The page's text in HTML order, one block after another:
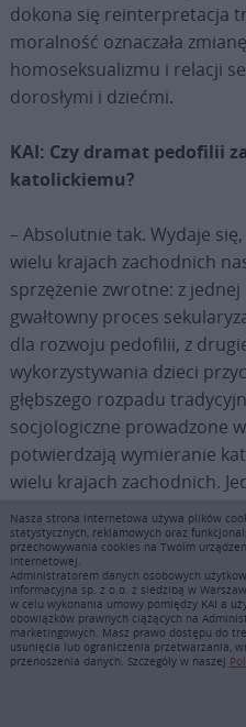
dokona się reinterpretacja
moralność oznaczała
homoseksualizmu i relacji
dorosłymi i dziećmi.
KAI: Czy dramat pedofilii
katolickiemu?
– Absolutnie tak. Wydaje
wielu krajach zachodnich
sprzężenie zwrotne: z
gwałtowny proces
dla rozwoju pedofilii, z
wykorzystywania dzieci
głębszego rozpadu
socjologiczne prowadzone
potwierdzają wymieranie
wielu krajach zachodnich.
dramatycznego procesu jest
pedofilii.
KAI: Kiedy zostały
dotyczące problemu
– W Stanach
zdiagnozowane już w
Nasza strona internetowa używa plików
statystycznych, reklamowych oraz
przechowywania cookies na Twoim
internetowej.
Administratorem danych osobowych
Informacyjna sp. z o.o. z siedzibą w
w celu wykonania umowy pomiędzy KAI a
obowiązków prawnych ciążących na
marketingowych. Masz prawo dostępu do
usunięcia lub ograniczenia przetwarzania,
przenoszenia danych. Szczegóły w naszej